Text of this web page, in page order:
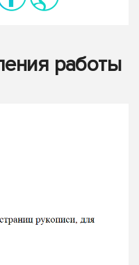
работы